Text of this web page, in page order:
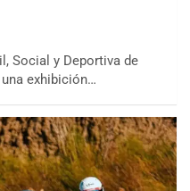
Social y Deportiva de
exhibición…